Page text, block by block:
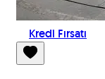
Kredi Fırsatı